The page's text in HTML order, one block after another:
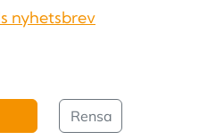
nyhetsbrev
Rensa